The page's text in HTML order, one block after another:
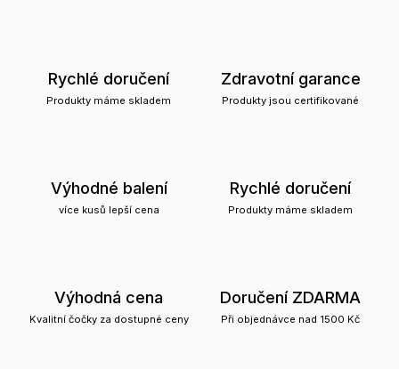
Rychlé doručení
Produkty máme skladem
Zdravotní garance
Produkty jsou certifikované
Výhodné balení
více kusů lepší cena
Rychlé doručení
Produkty máme skladem
Výhodná cena
Kvalitní čočky za dostupné ceny
Doručení ZDARMA
Při objednávce nad 1500 Kč